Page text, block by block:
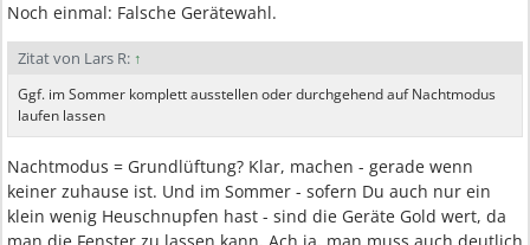
Noch einmal: Falsche Gerätewahl.
Zitat von Lars R: ↑
Ggf. im Sommer komplett ausstellen oder durchgehend auf Nachtmodus
laufen lassen
Nachtmodus = Grundlüftung? Klar, machen - gerade wenn
keiner zuhause ist. Und im Sommer - sofern Du auch nur ein
klein wenig Heuschnupfen hast - sind die Geräte Gold wert, da